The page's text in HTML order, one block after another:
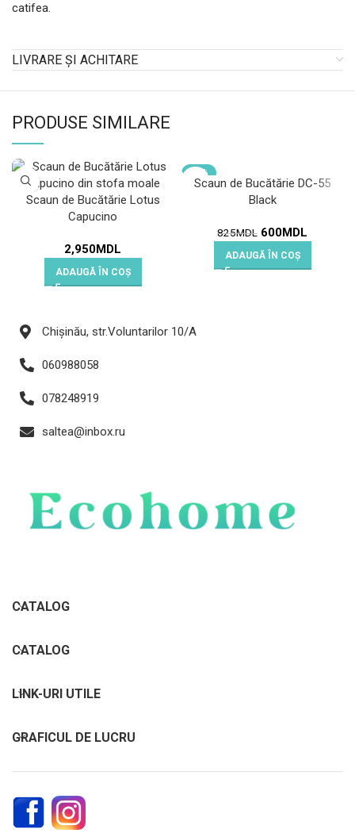
catifea.
LIVRARE ȘI ACHITARE
PRODUSE SIMILARE
Scaun de Bucătărie Lotus
Capucino
2,950MDL
ADAUGĂ ÎN COȘ
-27%
Scaun de Bucătărie DC-55
Black
825MDL 600MDL
ADAUGĂ ÎN COȘ
Chișinău, str.Voluntarilor 10/A
060988058
078248919
saltea@inbox.ru
CATALOG
CATALOG
LINK-URI UTILE
GRAFICUL DE LUCRU